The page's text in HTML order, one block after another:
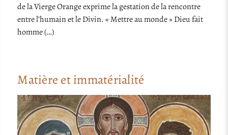
de la Vierge Orange exprime la gestation de la rencontre
entre l’humain et le Divin. « Mettre au monde » Dieu fait
homme (…)
Matière et immatérialité